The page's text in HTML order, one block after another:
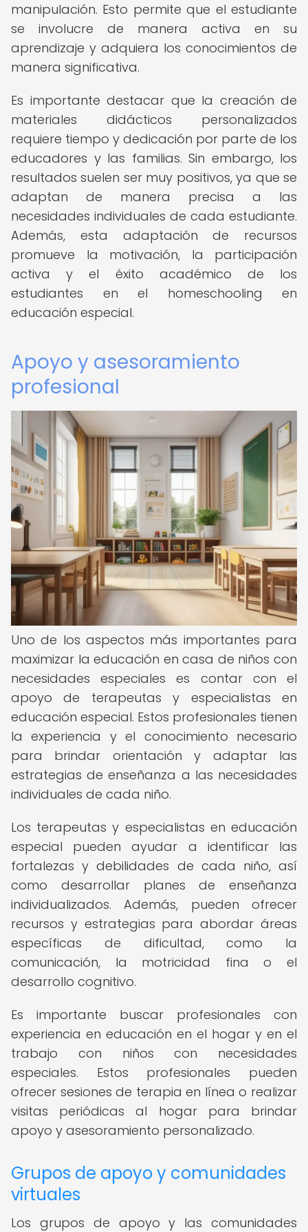
manipulación. Esto permite que el estudiante
se involucre de manera activa en su
aprendizaje y adquiera los conocimientos de
manera significativa.
Es importante destacar que la creación de
materiales didácticos personalizados
requiere tiempo y dedicación por parte de los
educadores y las familias. Sin embargo, los
resultados suelen ser muy positivos, ya que se
adaptan de manera precisa a las
necesidades individuales de cada estudiante.
Además, esta adaptación de recursos
promueve la motivación, la participación
activa y el éxito académico de los
estudiantes en el homeschooling en
educación especial.
Apoyo y asesoramiento
profesional
Uno de los aspectos más importantes para
maximizar la educación en casa de niños con
necesidades especiales es contar con el
apoyo de terapeutas y especialistas en
educación especial. Estos profesionales tienen
la experiencia y el conocimiento necesario
para brindar orientación y adaptar las
estrategias de enseñanza a las necesidades
individuales de cada niño.
Los terapeutas y especialistas en educación
especial pueden ayudar a identificar las
fortalezas y debilidades de cada niño, así
como desarrollar planes de enseñanza
individualizados. Además, pueden ofrecer
recursos y estrategias para abordar áreas
específicas de dificultad, como la
comunicación, la motricidad fina o el
desarrollo cognitivo.
Es importante buscar profesionales con
experiencia en educación en el hogar y en el
trabajo con niños con necesidades
especiales. Estos profesionales pueden
ofrecer sesiones de terapia en línea o realizar
visitas periódicas al hogar para brindar
apoyo y asesoramiento personalizado.
Grupos de apoyo y comunidades
virtuales
Los grupos de apoyo y las comunidades